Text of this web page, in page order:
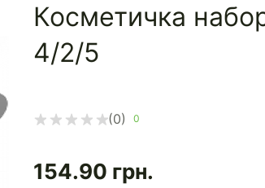
Косметичка
4/2/5
(0) 0
154.90 грн.